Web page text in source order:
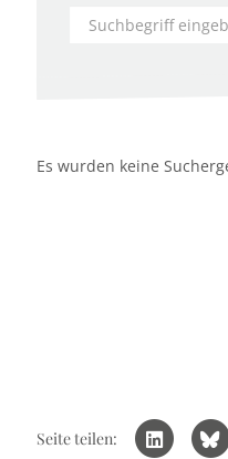
Es wurden keine
Seite teilen: